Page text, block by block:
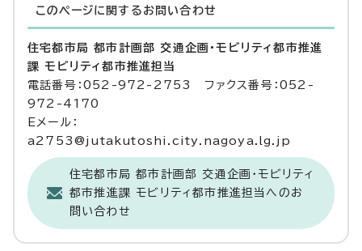
このページに関する お問い合わせ
住宅都市局 都市計画部 交通企画・モビリティ都市推進
課 モビリティ都市推進担当
電話番号：052-972-2753 ファクス番号：052-
972-4170
Eメール：
a2753@jutakutoshi.city.nagoya.lg.jp
住宅都市局 都市計画部 交通企画・モビリティ
都市推進課 モビリティ都市推進担当へのお
問い合わせ